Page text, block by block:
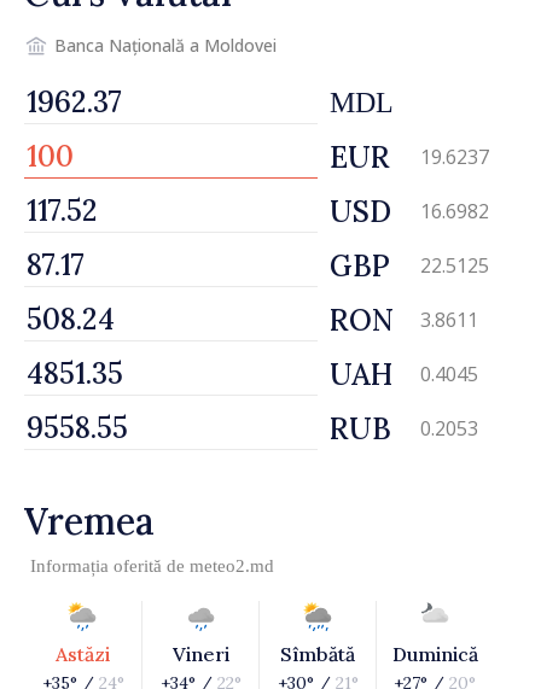
Banca Națională a Moldovei
MDL
EUR 19.6237
USD 16.6982
GBP 22.5125
RON 3.8611
UAH 0.4045
RUB 0.2053
Vremea
Informația oferită de meteo2.md
Astăzi
+35° / 24°
Vineri
+34° / 22°
Sîmbătă
+30° / 21°
Duminică
+27° / 20°